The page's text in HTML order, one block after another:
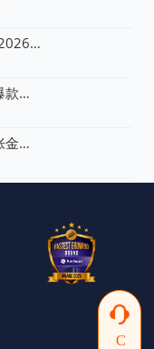
云集世界杯，顶峰黄金周！RakSmart 2026年世界杯快闪活动火热上线！
RakSmart 5月上云扶持季活动来袭！爆款秒杀$1.99起！新用户首单6.5折，所有用户享全场最高7折！E3服务器买一年送一年！
RakSmart 4月新用户首充享 1.5 倍膨胀金，秒杀3折开抢，年付 VPS低至 $19.9，物理机$29.9/月，消费满额返优惠！超级福利限时抢购！！